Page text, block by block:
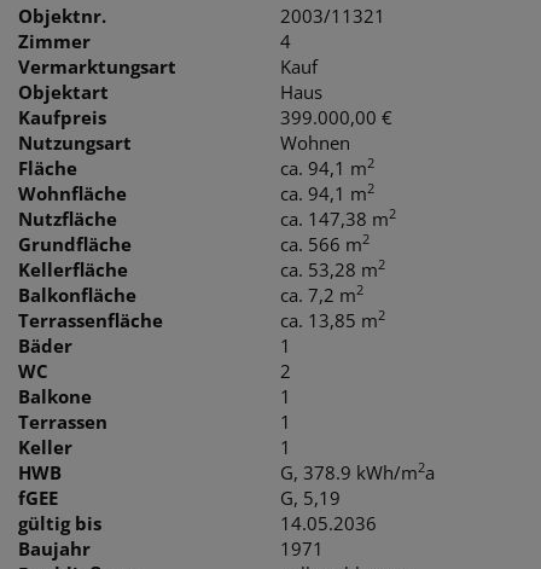
Objektnr.
2003/11321
Zimmer
4
Vermarktungsart
Kauf
Objektart
Haus
Kaufpreis
399.000,00 €
Nutzungsart
Wohnen
Fläche
ca. 94,1 m2
Wohnfläche ca. 94,1 m2
Nutzfläche ca. 147,38 m2
Grundfläche ca. 566 m2
Kellerfläche ca. 53,28 m2
Balkonfläche ca. 7,2 m2
Terrassenfläche ca. 13,85 m2
Bäder
1
WC
2
Balkone
1
Terrassen
1
Keller
1
HWB
G, 378.9 kWh/m2a
fGEE
G, 5,19
gültig bis
14.05.2036
Baujahr
1971